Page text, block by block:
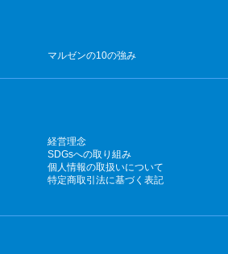
マルゼンの10の強み
経営理念
SDGsへの取り組み
個人情報の取扱いについて
特定商取引法に基づく表記